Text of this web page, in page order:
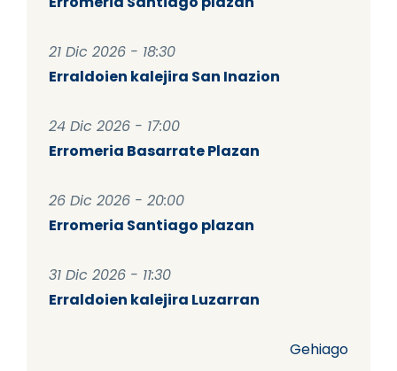
21 Dic 2026 - 18:30
Erraldoien kalejira San Inazion
24 Dic 2026 - 17:00
Erromeria Basarrate Plazan
26 Dic 2026 - 20:00
Erromeria Santiago plazan
31 Dic 2026 - 11:30
Erraldoien kalejira Luzarran
Gehiago